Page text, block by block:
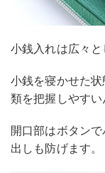
小銭入れは広々
小銭を寝かせた
類を把握しやす
開口部はボタン
出しも防げます。